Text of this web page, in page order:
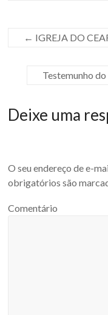
← IGREJA DO
Testemunho
Deixe uma
O seu endereço de e-
obrigatórios são
Comentário